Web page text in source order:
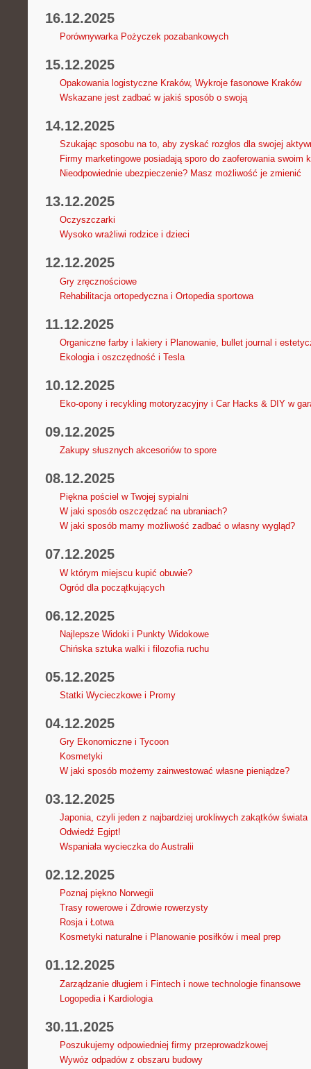
16.12.2025
Porównywarka Pożyczek pozabankowych
15.12.2025
Opakowania logistyczne Kraków, Wykroje fasonowe Kraków
Wskazane jest zadbać w jakiś sposób o swoją
14.12.2025
Szukając sposobu na to, aby zyskać rozgłos dla swojej
Firmy marketingowe posiadają sporo do zaoferowania swoim
Nieodpowiednie ubezpieczenie? Masz możliwość je zmienić
13.12.2025
Oczyszczarki
Wysoko wrażliwi rodzice i dzieci
12.12.2025
Gry zręcznościowe
Rehabilitacja ortopedyczna i Ortopedia sportowa
11.12.2025
Organiczne farby i lakiery i Planowanie, bullet journal i
Ekologia i oszczędność i Tesla
10.12.2025
Eko-opony i recykling motoryzacyjny i Car Hacks & DIY w
09.12.2025
Zakupy słusznych akcesoriów to spore
08.12.2025
Piękna pościel w Twojej sypialni
W jaki sposób oszczędzać na ubraniach?
W jaki sposób mamy możliwość zadbać o własny wygląd?
07.12.2025
W którym miejscu kupić obuwie?
Ogród dla początkujących
06.12.2025
Najlepsze Widoki i Punkty Widokowe
Chińska sztuka walki i filozofia ruchu
05.12.2025
Statki Wycieczkowe i Promy
04.12.2025
Gry Ekonomiczne i Tycoon
Kosmetyki
W jaki sposób możemy zainwestować własne pieniądze?
03.12.2025
Japonia, czyli jeden z najbardziej urokliwych zakątków świata
Odwiedź Egipt!
Wspaniała wycieczka do Australii
02.12.2025
Poznaj piękno Norwegii
Trasy rowerowe i Zdrowie rowerzysty
Rosja i Łotwa
Kosmetyki naturalne i Planowanie posiłków i meal prep
01.12.2025
Zarządzanie długiem i Fintech i nowe technologie finansowe
Logopedia i Kardiologia
30.11.2025
Poszukujemy odpowiedniej firmy przeprowadzkowej
Wywóz odpadów z obszaru budowy